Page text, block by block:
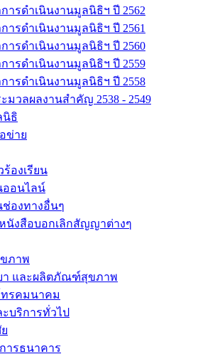
ารดำเนินงานมูลนิธิฯ ปี 2562
ารดำเนินงานมูลนิธิฯ ปี 2561
ารดำเนินงานมูลนิธิฯ ปี 2560
ารดำเนินงานมูลนิธิฯ ปี 2559
ารดำเนินงานมูลนิธิฯ ปี 2558
มวลผลงานสำคัญ 2538 - 2549
นิธิ
ข่าย
ร้องเรียน
ออนไลน์
ช่องทางอื่นๆ
นังสือบอกเลิกสัญญาต่างๆ
ภาพ
า และผลิตภัณฑ์สุขภาพ
รคมนาคม
บริการทั่วไป
ารธนาคาร